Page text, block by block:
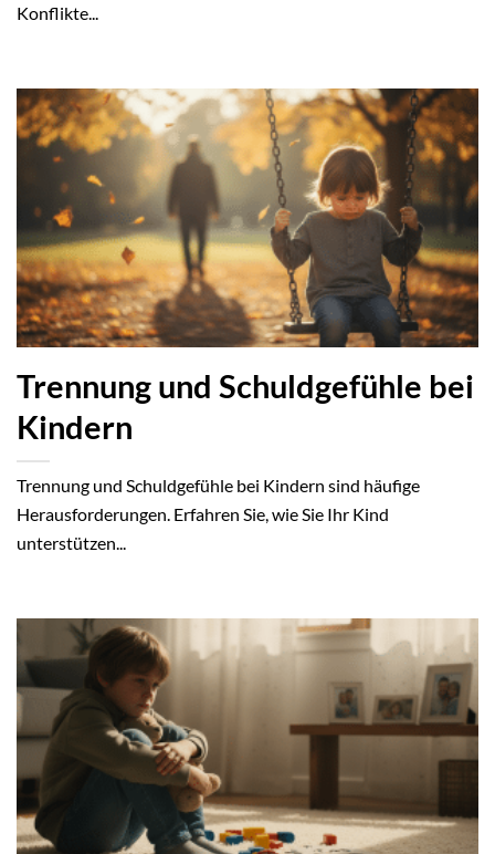
Konflikte...
Trennung und Schuldgefühle bei
Kindern
Trennung und Schuldgefühle bei Kindern sind häufige
Herausforderungen. Erfahren Sie, wie Sie Ihr Kind
unterstützen...